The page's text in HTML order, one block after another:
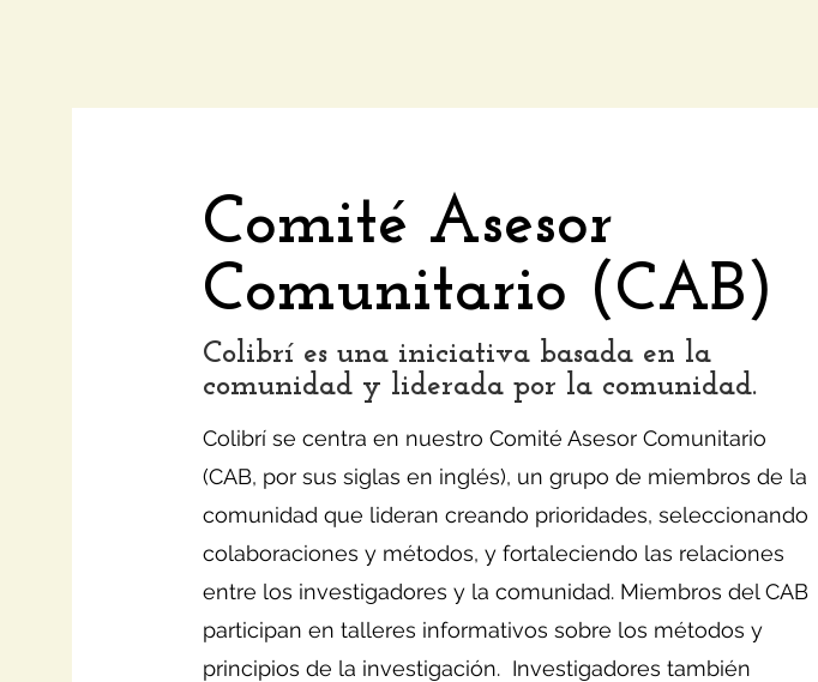
Comité Asesor
Comunitario (CAB)
Colibrí es una iniciativa basada en la
comunidad y liderada por la comunidad.
Colibrí se centra en nuestro Comité Asesor Comunitario
(CAB, por sus siglas en inglés), un grupo de miembros de la
comunidad que lideran creando prioridades, seleccionando
colaboraciones y métodos, y fortaleciendo las relaciones
entre los investigadores y la comunidad. Miembros del CAB
participan en talleres informativos sobre los métodos y
principios de la investigación. Investigadores también